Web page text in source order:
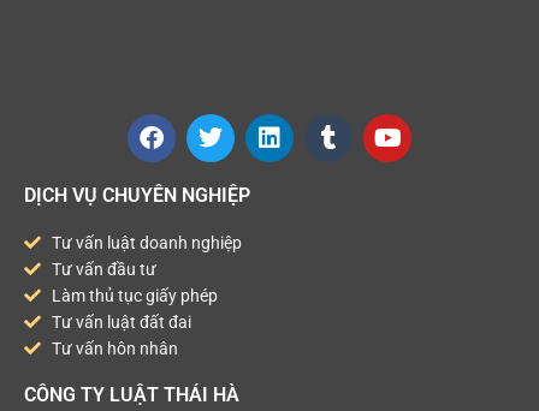
DỊCH VỤ CHUYÊN NGHIỆP
Tư vấn luật doanh nghiệp
Tư vấn đầu tư
Làm thủ tục giấy phép
Tư vấn luật đất đai
Tư vấn hôn nhân
CÔNG TY LUẬT THÁI HÀ